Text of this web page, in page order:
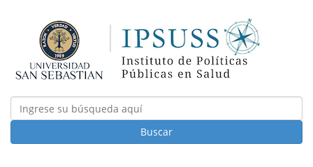
Buscar